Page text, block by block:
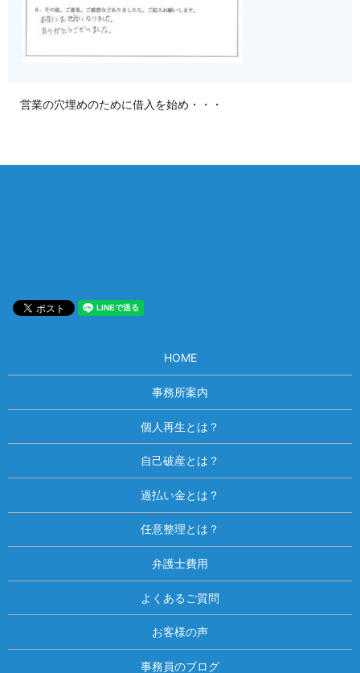
営業の穴埋めのために借入を始め・・・
HOME
事務所案内
個人再生とは？
自己破産とは？
過払い金とは？
任意整理とは？
弁護士費用
よくあるご質問
お客様の声
事務員のブログ